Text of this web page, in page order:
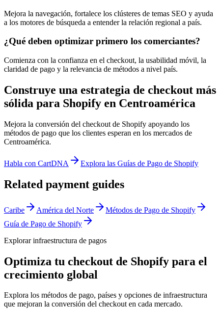
Mejora la navegación, fortalece los clústeres de temas SEO y ayuda
a los motores de búsqueda a entender la relación regional a país.
¿Qué deben optimizar primero los comerciantes?
Comienza con la confianza en el checkout, la usabilidad móvil, la
claridad de pago y la relevancia de métodos a nivel país.
Construye una estrategia de checkout más
sólida para Shopify en Centroamérica
Mejora la conversión del checkout de Shopify apoyando los
métodos de pago que los clientes esperan en los mercados de
Centroamérica.
Habla con CartDNA Explora las Guías de Pago de Shopify
Related payment guides
Caribe América del Norte
Métodos de Pago de Shopify
Guía de Pago de Shopify
Explorar infraestructura de pagos
Optimiza tu checkout de Shopify para el
crecimiento global
Explora los métodos de pago, países y opciones de infraestructura
que mejoran la conversión del checkout en cada mercado.